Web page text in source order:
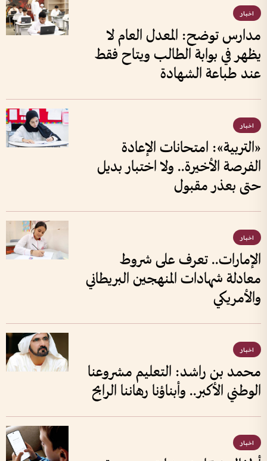
اخبار
مدارس توضح: المعدل العام لا
يظهر في بوابة الطالب ويتاح فقط
عند طباعة الشهادة
اخبار
«التربية»: امتحانات الإعادة
الفرصة الأخيرة.. ولا اختبار بديل
حتى بعذر مقبول
اخبار
الإمارات.. تعرف على شروط
معادلة شهادات المنهجين البريطاني
والأمريكي
اخبار
محمد بن راشد: التعليم مشروعنا
الوطني الأكبر.. وأبناؤنا رهاننا الرابح
اخبار